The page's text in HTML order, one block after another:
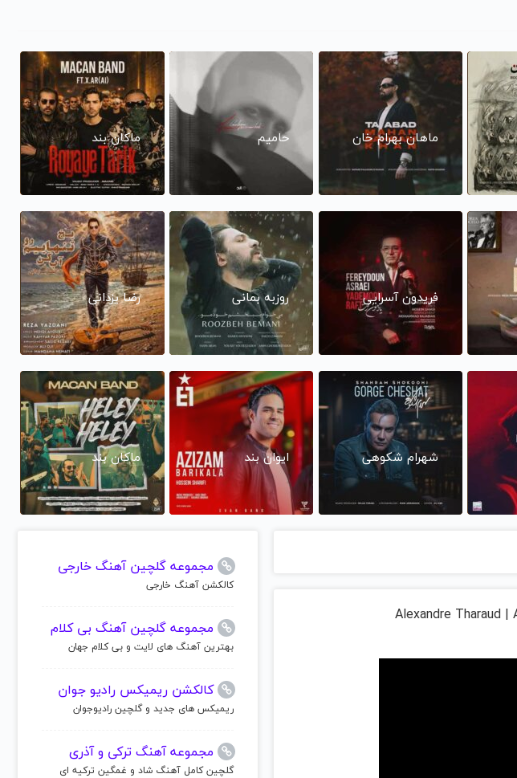
ماهان بهرام خان حامیم ماکان بند
فریدون آسرایی روزبه بمانی رضا یزدانی
شهرام شکوهی ایوان بند ماکان بند
مجموعه گلچین آهنگ خارجی
کالکشن آهنگ خارجی
مجموعه گلچین آهنگ بی کلام
بهترین آهنگ های لایت و بی کلام جهان
کالکشن ریمیکس رادیو جوان
ریمیکس های جدید و گلچین رادیوجوان
مجموعه آهنگ ترکی و آذری
گلچین کامل آهنگ شاد و غمگین ترکیه ای